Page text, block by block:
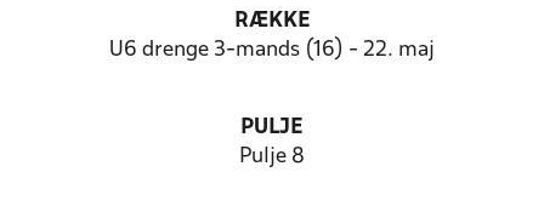
RÆKKE
U6 drenge 3-mands (16) - 22. maj
PULJE
Pulje 8